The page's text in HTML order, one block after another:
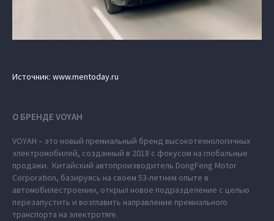
Источник: www.mentoday.ru
О БРЕНДЕ VOYAH
VOYAH – это новый премиальный бренд высокотехнологичных
электромобилей, созданный в 2018 с фокусом на глобальные
продажи. Китайский автопроизводитель DongFeng Motor
Corporation, базируясь на своем 53-летнем опыте в
автомобилестроении, открыл новое подразделение с целью
перезапустить и возглавить направление премиального
транспорта на электротяге.